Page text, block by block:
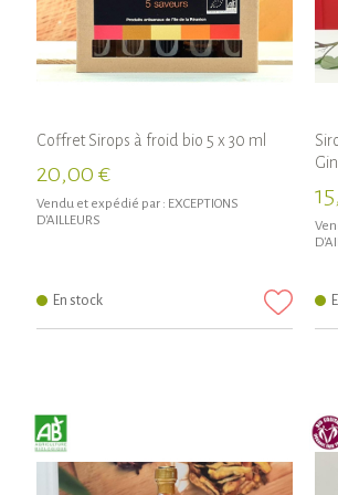
Coffret Sirops à froid bio 5 x 30 ml
20,00 €
Vendu et expédié par : EXCEPTIONS
D'AILLEURS
En stock